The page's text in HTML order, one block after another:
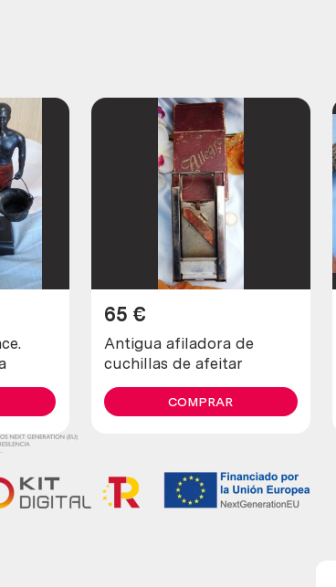
Antigua afiladora de
cuchillas de afeitar
65 €
COMPRAR